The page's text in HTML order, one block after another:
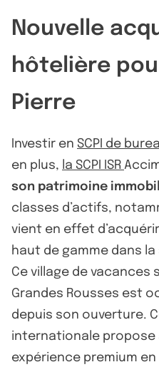
Nouvelle
hôtelière
Pierre
Investir en SCPI de
en plus, la SCPI ISR
son patrimoine
classes d’actifs,
vient en effet
haut de gamme dans la
Ce village de vacances
Grandes Rousses est
depuis son ouverture.
internationale propose
expérience premium